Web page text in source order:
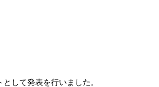
して発表を行いました。